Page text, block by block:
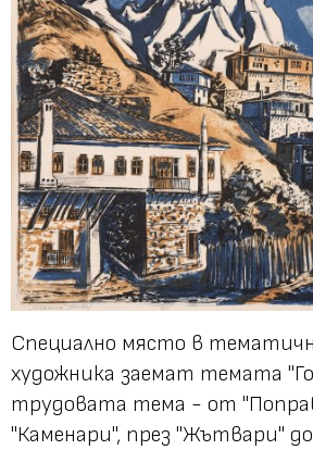
Специално място в
художника заемат темата
трудовата тема - от
"Каменари", през "Жътвари" до